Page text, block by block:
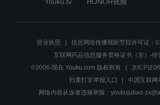
Youku.tv HONOR视频
营业执照 信息网络传播视听节目许可证：
互联网药品信息服务资格证书（京）-
©2006-现在 Youku.com 版权所有
京ICP证
扫黄打非举报入口
中国互联网
网络内容从业者违规举报：youkujubao-